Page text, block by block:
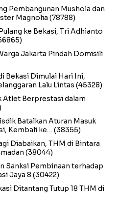
Pembangunan Mushola dan
Magnolia (78788)
ke Bekasi, Tri Adhianto
Jakarta Pindah Domisili
Bekasi Dimulai Hari Ini,
Lalu Lintas (45328)
Atlet Berprestasi dalam
Batalkan Aturan Masuk
Kembali ke… (38355)
Diabaikan, THM di Bintara
(38044)
Sanksi Pembinaan terhadap
Jaya 8 (30422)
Ditantang Tutup 18 THM di